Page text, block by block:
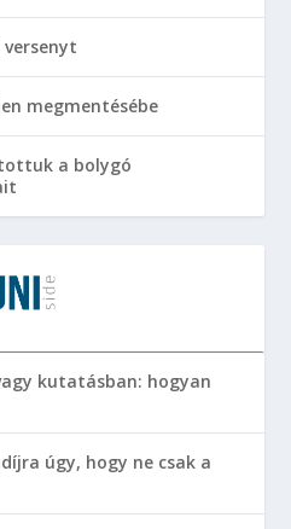
megmentésébe
a bolygó
kutatásban: hogyan
úgy, hogy ne csak a